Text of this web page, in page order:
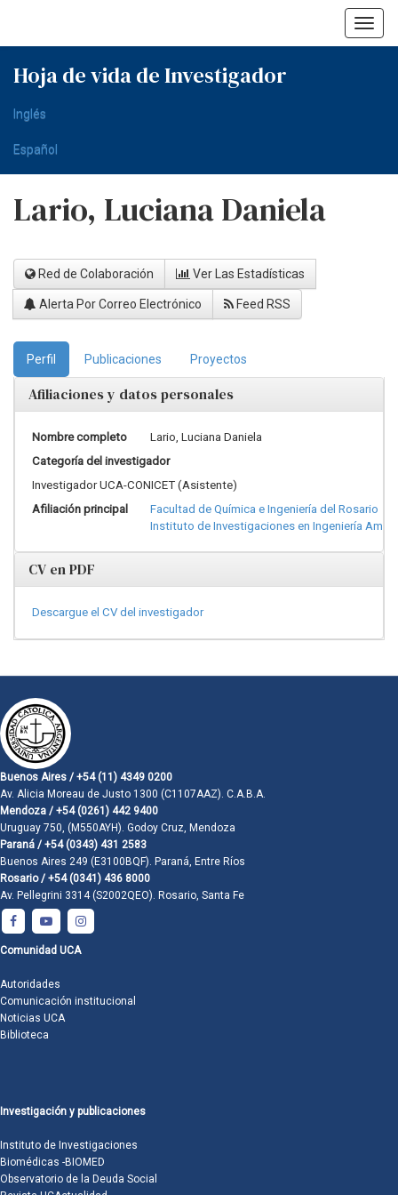
Hoja de vida de Investigador
Inglés
Español
Lario, Luciana Daniela
Red de Colaboración Ver Las Estadísticas
Alerta Por Correo Electrónico Feed RSS
Perfil Publicaciones Proyectos
Afiliaciones y datos personales
Nombre completo
Lario, Luciana Daniela
Categoría del investigador
Investigador UCA-CONICET (Asistente)
Afiliación principal
Facultad de Química e Ingeniería del Rosario
Instituto de Investigaciones en Ingeniería
CV en PDF
Descargue el CV del investigador
Buenos Aires / +54 (11) 4349 0200
Av. Alicia Moreau de Justo 1300 (C1107AAZ). C.A.B.A.
Mendoza / +54 (0261) 442 9400
Uruguay 750, (M550AYH). Godoy Cruz, Mendoza
Paraná / +54 (0343) 431 2583
Buenos Aires 249 (E3100BQF). Paraná, Entre Ríos
Rosario / +54 (0341) 436 8000
Av. Pellegrini 3314 (S2002QEO). Rosario, Santa Fe
Comunidad UCA
Autoridades
Comunicación institucional
Noticias UCA
Biblioteca
Investigación y publicaciones
Instituto de Investigaciones
Biomédicas -BIOMED
Observatorio de la Deuda Social